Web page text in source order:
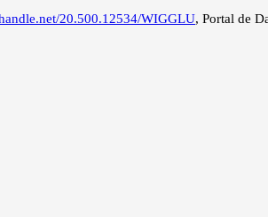
20.500.12534/WIGGLU, Portal de